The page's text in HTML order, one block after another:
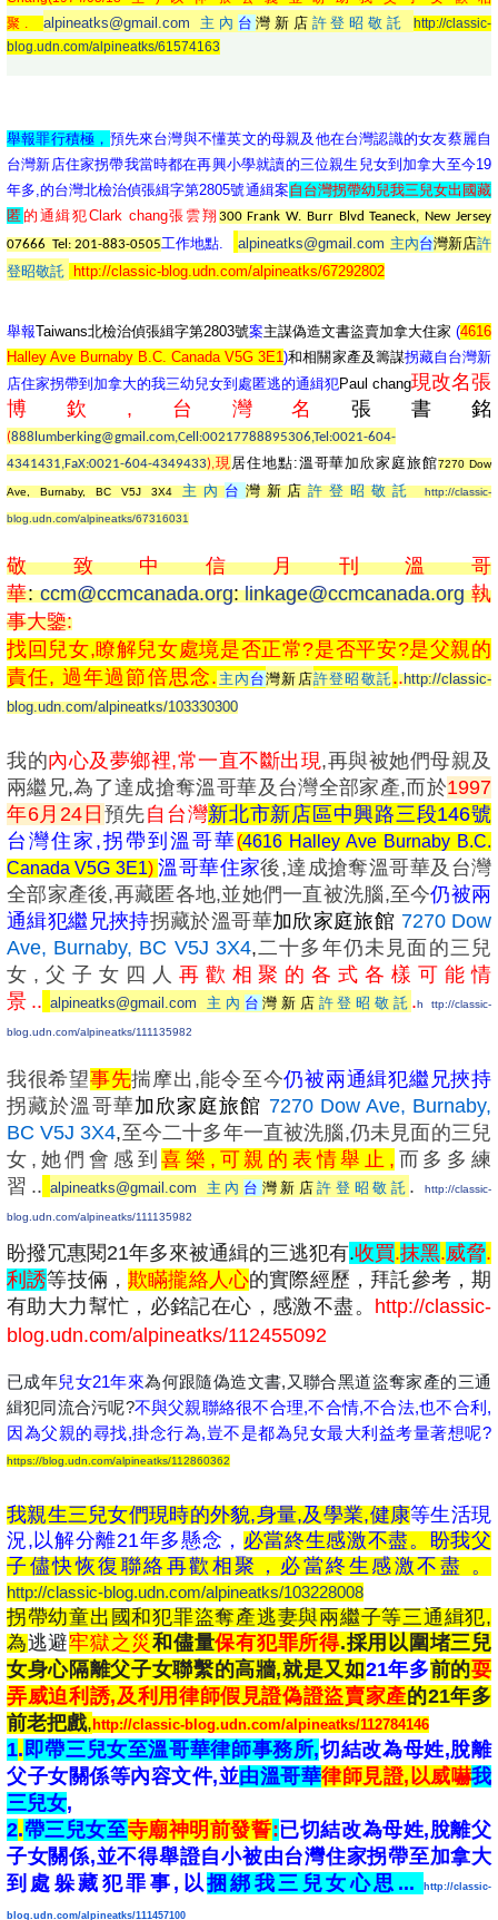
聚.
alpineatks@gmail.com 主內 台灣新店 許登昭敬託
http://classic-
blog.udn.com/alpineatks/61574163
舉報罪行積極， 預先來台灣與不懂英文的母親及他在台灣認識的女友蔡麗自
台灣新店住家拐帶我當時都在再興小學就讀的三位親生兒女到加拿大至今19
年多,的台灣北檢治偵張緝字第2805號通緝案自台灣拐帶幼兒我三兒女出國藏
匿的通緝犯Clark chang張雲翔 300 Frank W. Burr Blvd Teaneck, New Jersey
07666 Tel: 201-883-0505工作地點. alpineatks@gmail.com 主內台灣新店許
登昭敬託
http://classic-blog.udn.com/alpineatks/67292802
舉報Taiwans北檢治偵張緝字第2803號案主謀偽造文書盜賣加拿大住家 (4616
Halley Ave Burnaby B.C. Canada V5G 3E1)和相關家產及籌謀拐藏自台灣新
店住家拐帶到加拿大的我三幼兒女到處匿逃的通緝犯Paul chang現改名張
博欽,台灣名張書銘
(888lumberking@gmail.com,Cell:00217788895306,Tel:0021-604-
4341431,FaX:0021-604-4349433),現居住地點:溫哥華加欣家庭旅館7270 Dow
Ave, Burnaby, BC V5J 3X4 主內台 灣新店許登昭敬託http://classic-
blog.udn.com/alpineatks/67316031
敬致中信月刊溫哥
華:ccm@ccmcanada.org:linkage@ccmcanada.org執
事大鑒:
找回兒女,瞭解兒女處境是否正常?是否平安?是父親的
責任, 過年過節倍思念.主內 台灣新店許登昭敬託..http://classic-
blog.udn.com/alpineatks/103330300
我的內心及夢鄉裡,常一直不斷出現,再與被她們母親及
兩繼兄,為了達成搶奪溫哥華及台灣全部家產,而於1997
年6月24日 預先自台灣新北市新店區中興路三段146號
台灣住家,拐帶到溫哥華(4616 Halley Ave Burnaby B.C.
Canada V5G 3E1)溫哥華住家後,達成搶奪溫哥華及台灣
全部家產後,再藏匿各地,並她們一直被洗腦,至今仍被兩
通緝犯繼兄挾持拐藏於溫哥華加欣家庭旅館 7270 Dow
Ave, Burnaby, BC V5J 3X4,二十多年仍未見面的三兒
女,父子女四人 再歡相聚的各式各樣可能情
景.. alpineatks@gmail.com 主內 台灣新店 許登昭敬託 .h ttp://classic-
blog.udn.com/alpineatks/111135982
我很希望事先揣摩出,能令至今仍被兩通緝犯繼兄挾持
拐藏於溫哥華加欣家庭旅館 7270 Dow Ave, Burnaby,
BC V5J 3X4,至今二十多年一直被洗腦,仍未見面的三兒
女,她們會感到喜樂,可親的表情舉止, 而多多練
習.. alpineatks@gmail.com 主內 台 灣新店許登昭敬託 .http://classic-
blog.udn.com/alpineatks/111135982
盼撥冗惠閱21年多來被通緝的三逃犯有.收買.抹黑.威脅.
利誘等技倆，欺瞞攏絡人心的實際經歷，拜託參考，期
有助大力幫忙，必銘記在心，感激不盡。 http://classic-
blog.udn.com/alpineatks/112455092
已成年兒女21年來為何跟隨偽造文書,又聯合黑道盜奪家產的三通
緝犯同流合污呢?不與父親聯絡很不合理,不合情,不合法,也不合利,
因為父親的尋找,掛念行為,豈不是都為兒女最大利益考量著想呢?
https://blog.udn.com/alpineatks/112860362
我親生三兒女們現時的外貌,身量,及學業,健康等生活現
況,以解分離21年多懸念， 必當終生感激不盡。盼我父
子儘快恢復聯絡再歡相聚，必當終生感激不盡 。
http://classic-blog.udn.com/alpineatks/103228008
拐帶幼童出國和犯罪盜奪產逃妻與兩繼子等三通緝犯,
為逃避牢獄之災和儘量保有犯罪所得.採用以圍堵三兒
女身心隔離父子女聯繫的高牆,就是又如21年多前的耍
弄威迫利誘,及利用律師假見證偽證盜賣家產的21年多
前老把戲, http://classic-blog.udn.com/alpineatks/112784146
1.即帶三兒女至溫哥華律師事務所,切結改為母姓,脫離
父子女關係等內容文件,並由溫哥華律師見證,以威嚇我
三兒女,
2.帶三兒女至寺廟神明前發誓:已切結改為母姓,脫離父
子女關係,並不得舉證自小被由台灣住家拐帶至加拿大
到處躲藏犯罪事,以捆綁我三兒女心思...http://classic-
blog.udn.com/alpineatks/111457100